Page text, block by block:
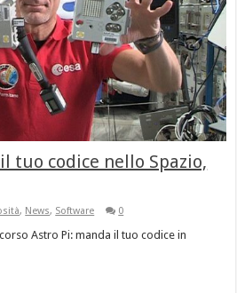
tuo codice nello Spazio,
, News, Software 0
Astro Pi: manda il tuo codice in